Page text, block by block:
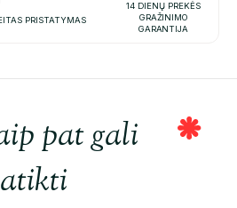
PRISTATYMAS
14 DIENŲ PREKĖS
GRAŽINIMO
GARANTIJA
pat gali